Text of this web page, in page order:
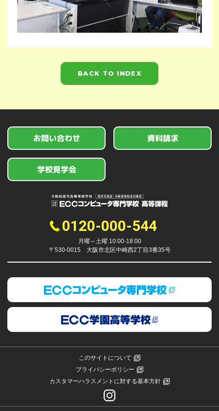
BACK TO INDEX
お問い合わせ 資料請求
学校見学会
0120-000-544
月曜～土曜 10:00-18:00
〒530-0015 大阪市北区中崎西2丁目3番35号
このサイトについて
プライバシーポリシー
カスタマーハラスメントに対する基本方針